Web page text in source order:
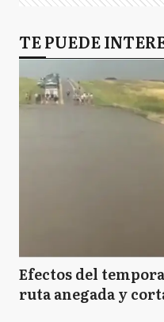
TE PUEDE
Efectos del
ruta anegada y